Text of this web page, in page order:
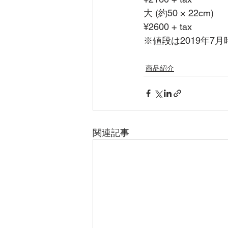
大 (約50 × 22cm)
¥2600 + tax
※値段は2019年7月
商品紹介
関連記事